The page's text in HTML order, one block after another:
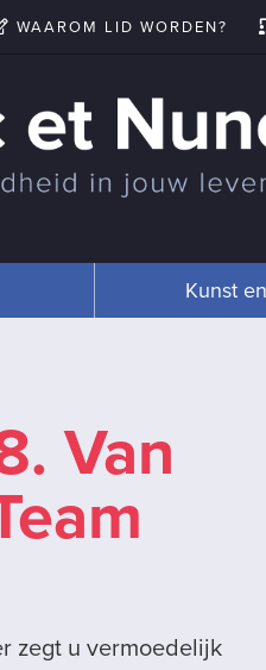
WAAROM LID WORDEN?
Kunst
Van
zegt u vermoedelijk